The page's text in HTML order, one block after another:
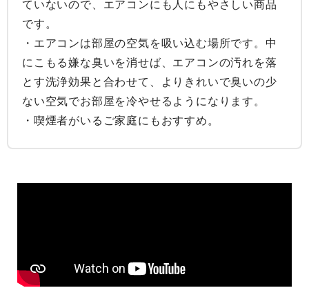
ていないので、エアコンにも人にもやさしい商品
です。
・エアコンは部屋の空気を吸い込む場所です。中
にこもる嫌な臭いを消せば、エアコンの汚れを落
とす洗浄効果と合わせて、よりきれいで臭いの少
ない空気でお部屋を冷やせるようになります。
・喫煙者がいるご家庭にもおすすめ。